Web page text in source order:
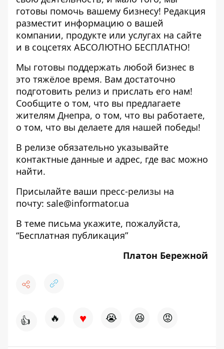
готовы помочь вашему бизнесу! Редакция
разместит информацию о вашей
компании, продукте или услугах на сайте
и в соцсетях АБСОЛЮТНО БЕСПЛАТНО!
Мы готовы поддержать любой бизнес в
это тяжёлое время. Вам достаточно
подготовить релиз и прислать его нам!
Сообщите о том, что вы предлагаете
жителям Днепра, о том, что вы работаете,
о том, что вы делаете для нашей победы!
В релизе обязательно указывайте
контактные данные и адрес, где вас можно
найти.
Присылайте ваши пресс-релизы на
почту: sale@informator.ua
В теме письма укажите, пожалуйста,
“Бесплатная публикация”
Платон Бережной
👍 🔥 ♥ 😭 😆 😡